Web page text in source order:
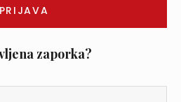
zaporka?